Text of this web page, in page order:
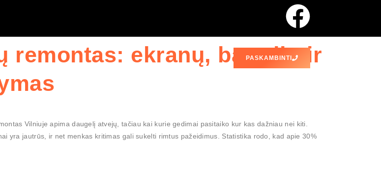
PASKAMBINTI
remontas: ekranų, baterijų ir
Vilniuje apima daugelį atvejų, tačiau kai kurie gedimai pasitaiko kur kas dažniau nei kiti.
yra jautrūs, ir net menkas kritimas gali sukelti rimtus pažeidimus. Statistika rodo, kad apie 30%